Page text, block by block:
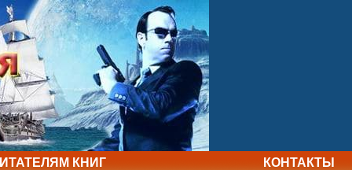
КНИГ КОНТАКТЫ